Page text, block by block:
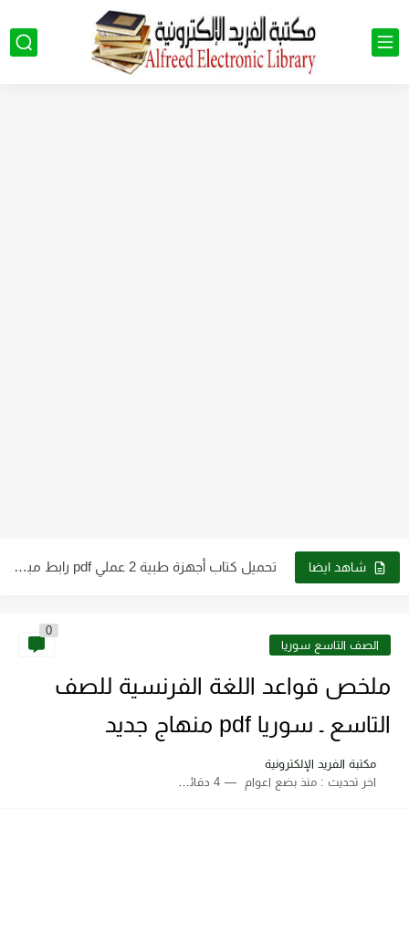
شاهد ايضا تحميل كتاب أجهزة طبية 2 عملي pdf رابط مباشر
تحميل كتاب الترموديناميك pdf للدكتور. عقيل سلوم مجانا الصف التاسع سوريا
0
ملخص قواعد اللغة الفرنسية للصف
التاسع ـ سوريا pdf منهاج جديد
مكتبة الفريد الإلكترونية
اخر تحديث :منذ بضع اعوام 4 دقائق للقراءة